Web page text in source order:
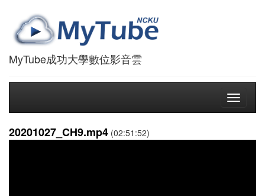
MyTube成功大學數位影音雲
Toggle
20201027_CH9.mp4 (02:51:52)